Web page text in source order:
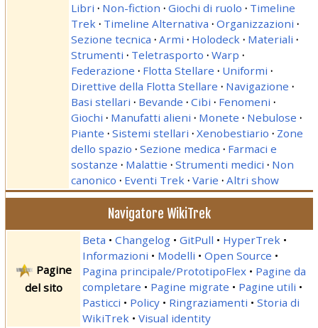
Libri · Non-fiction · Giochi di ruolo · Timeline
Trek · Timeline Alternativa · Organizzazioni ·
Sezione tecnica · Armi · Holodeck · Materiali ·
Strumenti · Teletrasporto · Warp ·
Federazione · Flotta Stellare · Uniformi ·
Direttive della Flotta Stellare · Navigazione ·
Basi stellari · Bevande · Cibi · Fenomeni ·
Giochi · Manufatti alieni · Monete · Nebulose ·
Piante · Sistemi stellari · Xenobestiario · Zone
dello spazio · Sezione medica · Farmaci e
sostanze · Malattie · Strumenti medici · Non
canonico · Eventi Trek · Varie · Altri show
Navigatore WikiTrek
Pagine
del sito
Beta Changelog GitPull
HyperTrek
Informazioni
Modelli
Open Source
Pagina principale/PrototipoFlex
Pagine da
completare
Pagine migrate
Pagine utili
Pasticci
Policy Ringraziamenti
Storia di
WikiTrek
Visual identity